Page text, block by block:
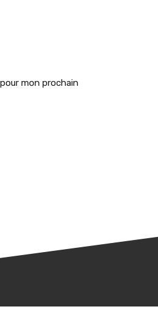
mon prochain